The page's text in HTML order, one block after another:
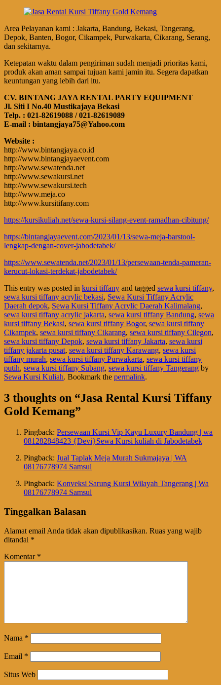
Area Pelayanan kami : Jakarta, Bandung, Bekasi, Tangerang,
Depok, Banten, Bogor, Cikampek, Purwakarta, Cikarang, Serang,
dan sekitarnya.
Ketepatan waktu dalam pengiriman sudah menjadi prioritas kami,
produk akan aman sampai tujuan kami jamin itu. Segera dapatkan
keuntungan yang lebih dari itu.
CV. BINTANG JAYA RENTAL PARTY EQUIPMENT
Jl. Siti I No.40 Mustikajaya Bekasi
Telp. : 021-82619088 / 021-82619089
E-mail : bintangjaya75@Yahoo.com
Website :
http://www.bintangjaya.co.id
http://www.bintangjayaevent.com
http://www.sewatenda.net
http://www.sewakursi.net
http://www.sewakursi.tech
http://www.meja.co
http://www.kursitifany.com
https://kursikuliah.net/sewa-kursi-silang-event-ramadhan-cibitung/
https://bintangjayaevent.com/2023/01/13/sewa-meja-barstool-
lengkap-dengan-cover-jabodetabek/
https://www.sewatenda.net/2023/01/13/persewaan-tenda-pameran-
kerucut-lokasi-terdekat-jabodetabek/
This entry was posted in kursi tiffany and tagged sewa kursi tiffany,
sewa kursi tiffany acrylic bekasi, Sewa Kursi Tiffany Acrylic
Daerah depok, Sewa Kursi Tiffany Acrylic Daerah Kalimalang,
sewa kursi tiffany acrylic jakarta, sewa kursi tiffany Bandung, sewa
kursi tiffany Bekasi, sewa kursi tiffany Bogor, sewa kursi tiffany
Cikampek, sewa kursi tiffany Cikarang, sewa kursi tiffany Cilegon,
sewa kursi tiffany Depok, sewa kursi tiffany Jakarta, sewa kursi
tiffany jakarta pusat, sewa kursi tiffany Karawang, sewa kursi
tiffany murah, sewa kursi tiffany Purwakarta, sewa kursi tiffany
putih, sewa kursi tiffany Subang, sewa kursi tiffany Tangerang by
Sewa Kursi Kuliah. Bookmark the permalink.
3 thoughts on “Jasa Rental Kursi Tiffany
Gold Kemang”
Pingback: Persewaan Kursi Vip Kayu Luxury Bandung | wa
081282848423 {Devi}Sewa Kursi kuliah di Jabodetabek
Pingback: Jual Taplak Meja Murah Sukmajaya | WA
08176778974 Samsul
Pingback: Konveksi Sarung Kursi Wilayah Tangerang | Wa
08176778974 Samsul
Tinggalkan Balasan
Alamat email Anda tidak akan dipublikasikan. Ruas yang wajib
ditandai *
Komentar *
Nama *
Email *
Situs Web